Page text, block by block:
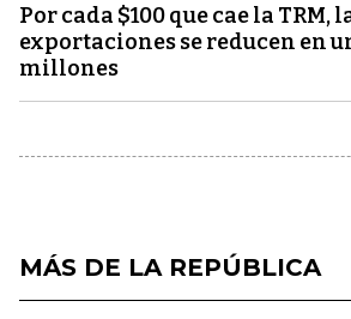
Por cada $100 que cae la TRM,
exportaciones se reducen en
millones
MÁS DE LA REPÚBLICA